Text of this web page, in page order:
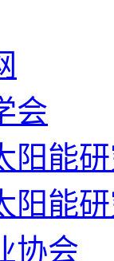
会
阳能
阳能
协会